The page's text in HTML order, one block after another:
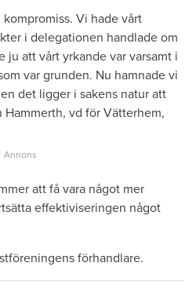
Vi hade vårt
i delegationen handlade om
ju att vårt yrkande var varsamt i
var grunden. Nu hamnade vi
det ligger i sakens natur att
Hammerth, vd för Vätterhem,
att få vara något mer
effektiviseringen något
förhandlare.